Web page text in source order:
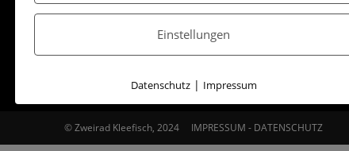
Geschlossen!
© Zweirad Kleefisch, 2024 IMPRESSUM - DATENSCHUTZ
Einstellungen
Datenschutz| Impressum